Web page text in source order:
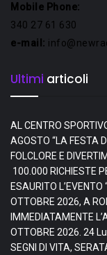
Mobile Phone:
340 27 61 630
e-mail:
Ultimi articoli
AL CENTRO
AGOSTO “LA FESTA
FOLCLORE E
100.000 RICHIESTE
ESAURITO
OTTOBRE 2026, A
IMMEDIATAMENTE
OTTOBRE 2026. 24
SEGNI DI VITA,